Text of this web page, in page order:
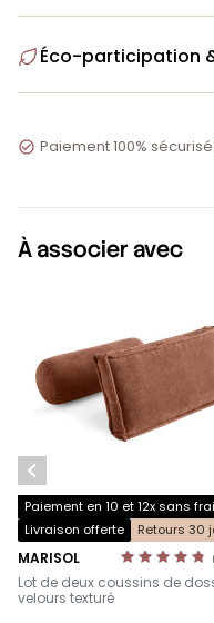
Éco-participation
 Paiement 100% sécurisé
À associer avec
Paiement en 10 et 12x sans
Livraison offerte
Retours 30
MARISOL
-Lot de deux coussins de
velours texturé
